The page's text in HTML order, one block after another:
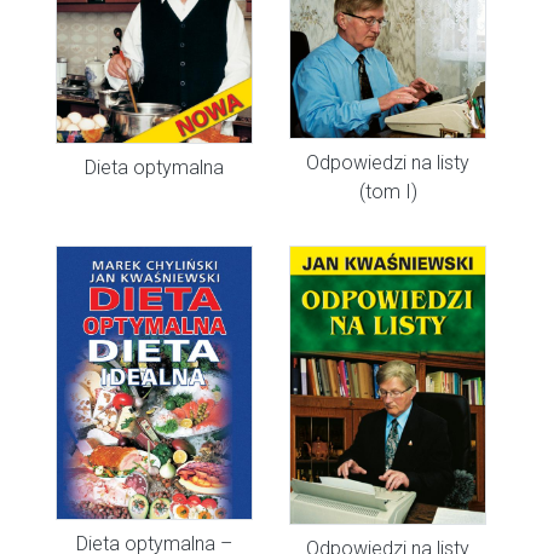
Dieta optymalna
Odpowiedzi na listy
(tom I)
Dieta optymalna – Odpowiedzi na listy